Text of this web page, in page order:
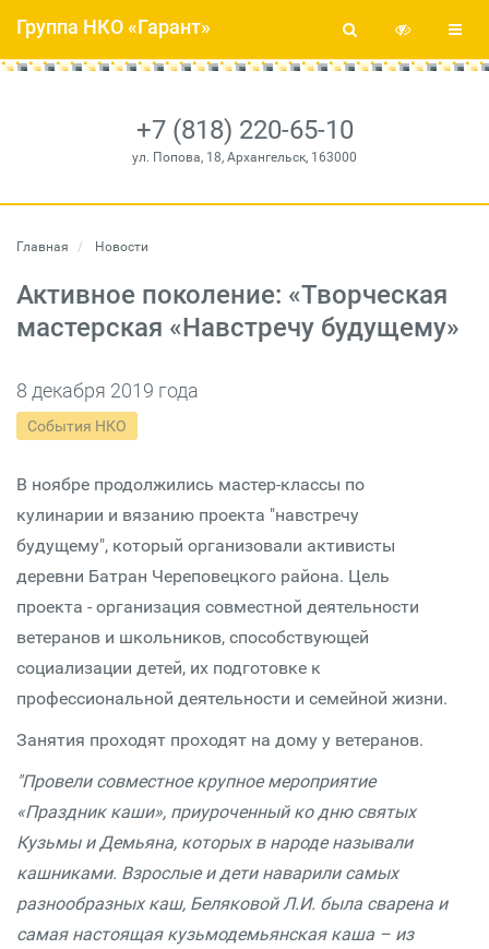
+7 (818) 220-65-10
ул. Попова, 18, Архангельск, 163000
Группа НКО «Гарант»
Главная Новости
Активное поколение: «Творческая
мастерская «Навстречу будущему»
8 декабря 2019 года
События НКО
В ноябре продолжились мастер-классы по
кулинарии и вязанию проекта "навстречу
будущему", который организовали активисты
деревни Батран Череповецкого района. Цель
проекта - организация совместной деятельности
ветеранов и школьников, способствующей
социализации детей, их подготовке к
профессиональной деятельности и семейной жизни.
Занятия проходят проходят на дому у ветеранов.
"Провели совместное крупное мероприятие
«Праздник каши», приуроченный ко дню святых
Кузьмы и Демьяна, которых в народе называли
кашниками. Взрослые и дети наварили самых
разнообразных каш, Беляковой Л.И. была сварена и
самая настоящая кузьмодемьянская каша – из